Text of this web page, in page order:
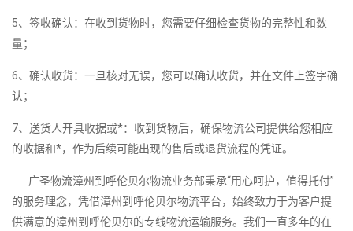
5、签收确认：在收到货物时，您需要仔细检查货物的完整性和数
量；
6、确认收货：一旦核对无误，您可以确认收货，并在文件上签字确
认；
7、送货人开具收据或*：收到货物后，确保物流公司提供给您相应
的收据和*，作为后续可能出现的售后或退货流程的凭证。
广圣物流漳州到呼伦贝尔物流业务部秉承“用心呵护，值得托付”
的服务理念，凭借漳州到呼伦贝尔物流平台，始终致力于为客户提
供满意的漳州到呼伦贝尔的专线物流运输服务。我们一直多年的在